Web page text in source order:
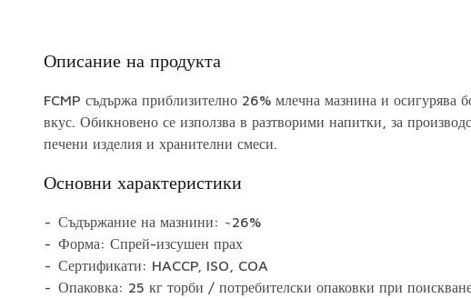
Описание на продукта
FCMP съдържа приблизително 26% млечна мазнина и осигурява
вкус. Обикновено се използва в разтворими напитки, за
печени изделия и хранителни смеси.
Основни характеристики
Съдържание на мазнини: ~26%
Форма: Спрей-изсушен прах
Сертификати: HACCP, ISO, COA
Опаковка: 25 кг торби / потребителски опаковки при